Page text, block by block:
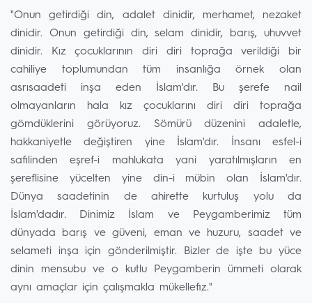
"Onun getirdiği din, adalet dinidir, merhamet, nezaket
dinidir. Onun getirdiği din, selam dinidir, barış, uhuvvet
dinidir. Kız çocuklarının diri diri toprağa verildiği bir
cahiliye toplumundan tüm insanlığa örnek olan
asrısaadeti inşa eden İslam'dır. Bu şerefe nail
olmayanların hala kız çocuklarını diri diri toprağa
gömdüklerini görüyoruz. Sömürü düzenini adaletle,
hakkaniyetle değiştiren yine İslam'dır. İnsanı esfel-i
safilinden eşref-i mahlukata yani yaratılmışların en
şereflisine yücelten yine din-i mübin olan İslam'dır.
Dünya saadetinin de ahirette kurtuluş yolu da
İslam'dadır. Dinimiz İslam ve Peygamberimiz tüm
dünyada barış ve güveni, eman ve huzuru, saadet ve
selameti inşa için gönderilmiştir. Bizler de işte bu yüce
dinin mensubu ve o kutlu Peygamberin ümmeti olarak
aynı amaçlar için çalışmakla mükellefiz."